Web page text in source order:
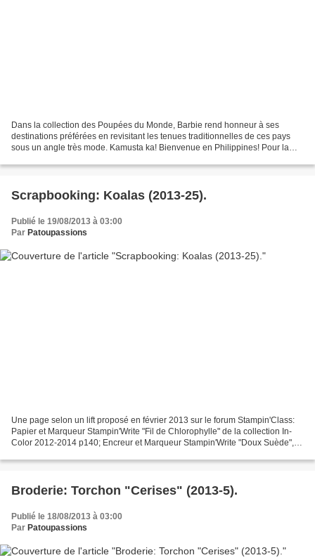
Dans la collection des Poupées du Monde, Barbie rend honneur à ses
destinations préférées en revisitant les tenues traditionnelles de ces pays
sous un angle très mode. Kamusta ka! Bienvenue en Philippines! Pour la
Scrapbooking: Koalas (2013-25).
Publié le 19/08/2013 à 03:00
Par Patoupassions
Une page selon un lift proposé en février 2013 sur le forum Stampin'Class:
Papier et Marqueur Stampin'Write "Fil de Chlorophylle" de la collection In-
Color 2012-2014 p140; Encreur et Marqueur Stampin'Write "Doux Suède",
Broderie: Torchon "Cerises" (2013-5).
Publié le 18/08/2013 à 03:00
Par Patoupassions